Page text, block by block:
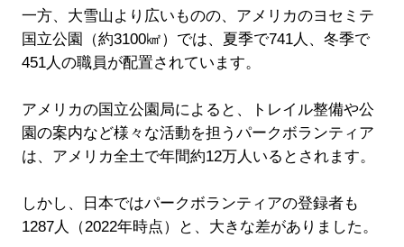
一方、大雪山より広いものの、アメリカのヨセミテ
国立公園（約3100㎢）では、夏季で741人、冬季で
451人の職員が配置されています。
アメリカの国立公園局によると、トレイル整備や公
園の案内など様々な活動を担うパークボランティア
は、アメリカ全土で年間約12万人いるとされます。
しかし、日本ではパークボランティアの登録者も
1287人（2022年時点）と、大きな差がありました。